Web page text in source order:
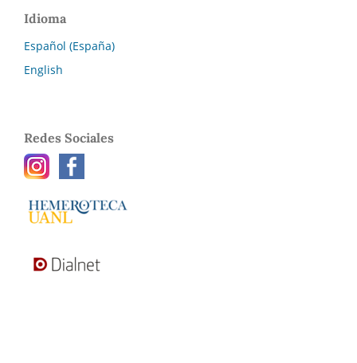
Idioma
Español (España)
English
Redes Sociales